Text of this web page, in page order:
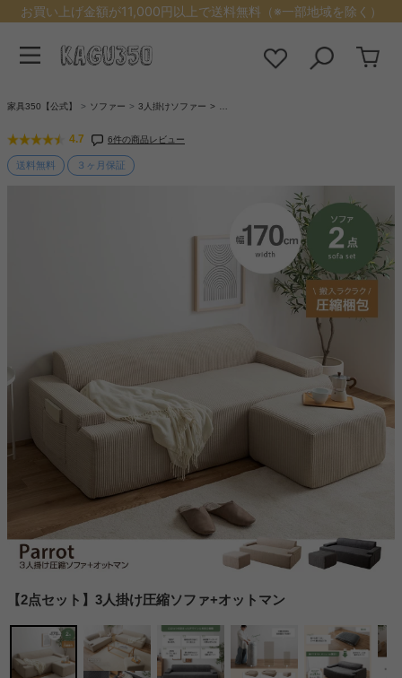
お買い上げ金額が11,000円以上で送料無料（※一部地域を除く）
家具350【公式】 ソファー 3人掛けソファー
4.7 6件の商品レビュー
送料無料 ３ヶ月保証
【2点セット】3人掛け圧縮ソファ+オットマン